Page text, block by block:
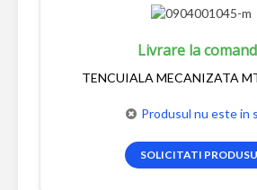
Livrare la
TENCUIALA MECANIZATA
Produsul nu este in
SOLICITATI